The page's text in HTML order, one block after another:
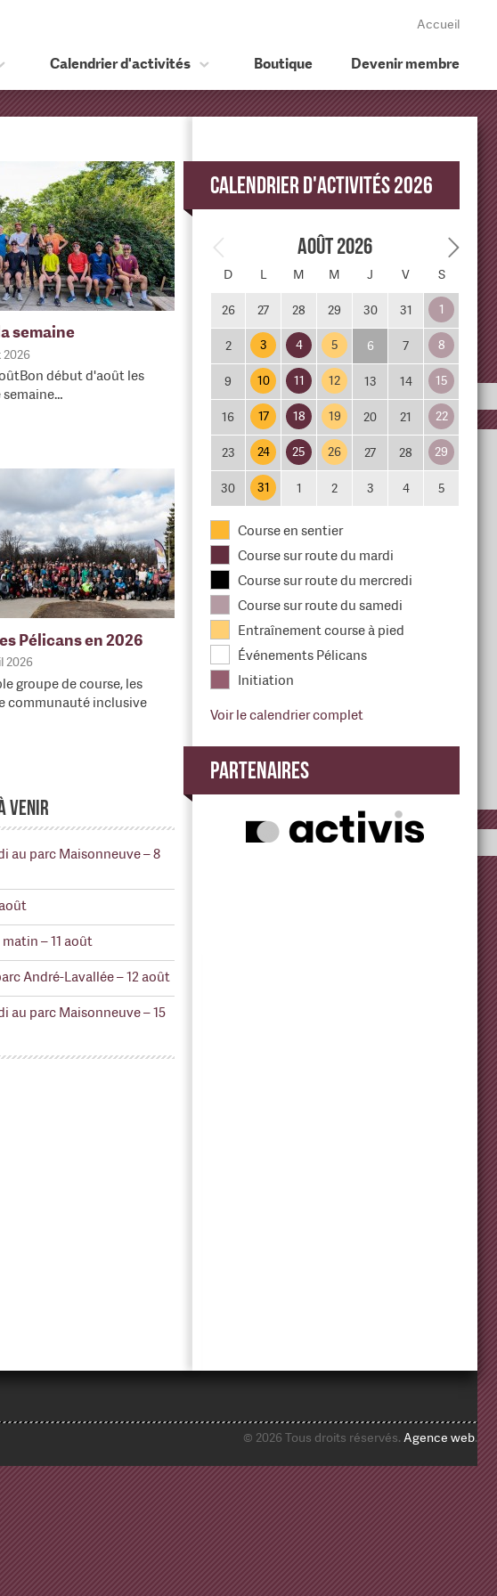
Accueil
Calendrier d'activités Boutique Devenir membre
semaine
début d'août les
semaine…
Pélicans en 2026
2026
groupe de course, les
communauté inclusive
venir
au parc Maisonneuve – 8
– 11 août
André-Lavallée – 12 août
au parc Maisonneuve – 15
Calendrier d'activités 2026
Août 2026
D L M M J V S
26 27 28 29 30 31 1
2 3 4 5 6 7 8
9 10 11 12 13 14 15
16 17 18 19 20 21 22
23 24 25 26 27 28 29
30 31 1 2 3 4 5
Course en sentier
Course sur route du mardi
Course sur route du mercredi
Course sur route du samedi
Entraînement course à pied
Événements Pélicans
Initiation
Voir le calendrier complet
Partenaires
© 2026 Tous droits réservés. Agence web.